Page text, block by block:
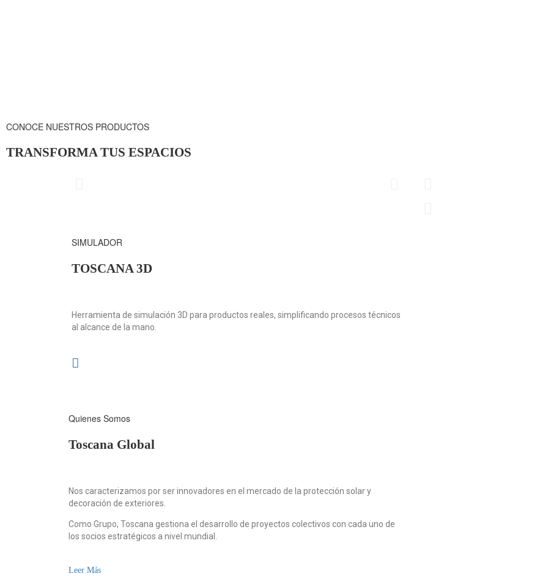
CONOCE NUESTROS PRODUCTOS
TRANSFORMA TUS ESPACIOS
SIMULADOR
TOSCANA 3D
Herramienta de simulación 3D para productos reales, simplificando procesos técnicos
al alcance de la mano.
Quienes Somos
Toscana Global
Nos caracterizamos por ser innovadores en el mercado de la protección solar y
decoración de exteriores.
Como Grupo, Toscana gestiona el desarrollo de proyectos colectivos con cada uno de
los socios estratégicos a nivel mundial.
Leer Más